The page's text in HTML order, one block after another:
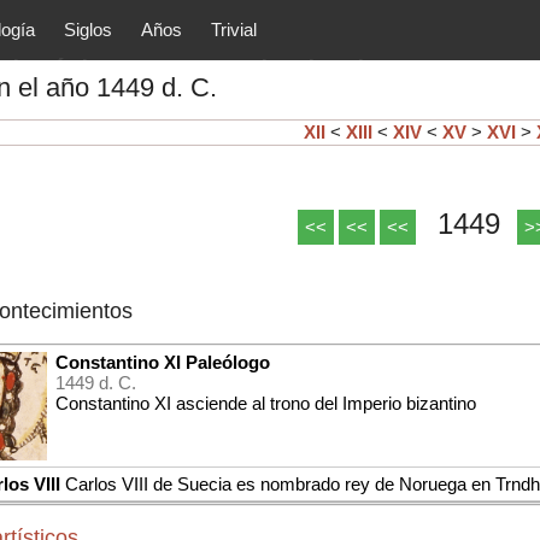
y principales
arte, cultura, etc.) de la
Siglos Años Trivial
el año 1449 d. C.
XII < XIII < XIV < XV > XVI >
<< << << 1449
Constantino XI Paleólogo
1449 d. C.
Constantino XI asciende al trono del Imperio bizantino
VIII Carlos VIII de Suecia es nombrado rey de Noruega en